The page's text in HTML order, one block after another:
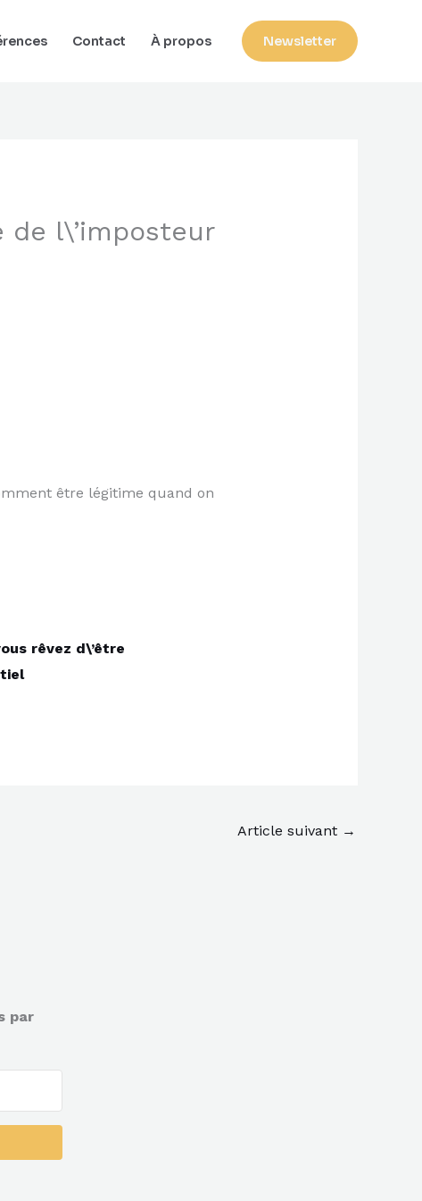
Contact À propos Newsletter
l\’imposteur
être légitime quand on
rêvez d\’être
Article suivant →
par